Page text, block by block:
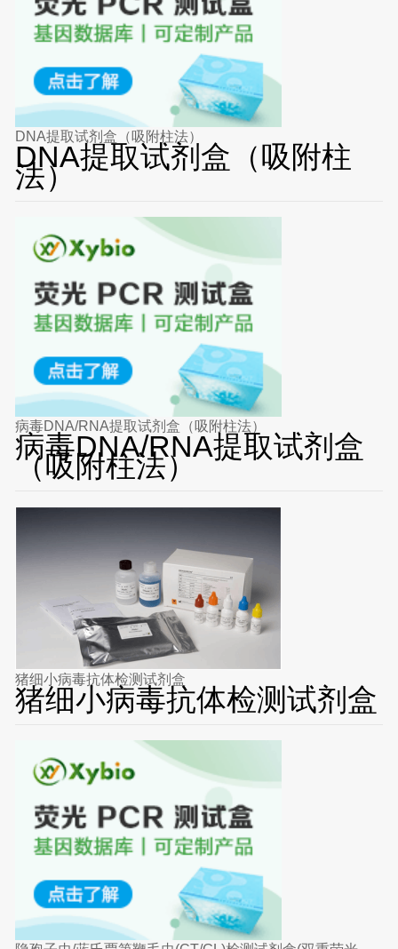
DNA提取试剂盒（吸附柱法）
DNA提取试剂盒（吸附柱
法）
病毒DNA/RNA提取试剂盒（吸附柱法）
病毒DNA/RNA提取试剂盒
（吸附柱法）
猪细小病毒抗体检测试剂盒
猪细小病毒抗体检测试剂盒